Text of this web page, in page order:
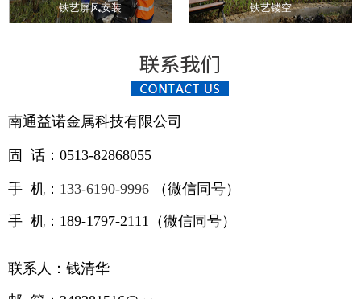
铁艺屏风安装 铁艺镂空
南通益诺金属科技有限公司
固 话：0513-82868055
手 机： 133-6190-9996 （微信同号）
手 机：189-1797-2111（微信同号）
联系人：钱清华